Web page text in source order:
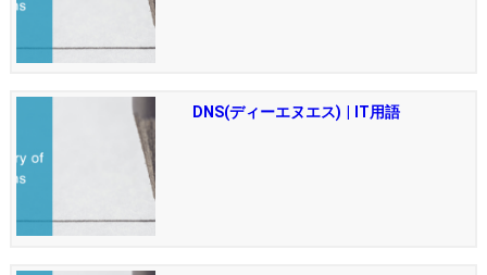
DNS(ディーエヌエス) | IT用語